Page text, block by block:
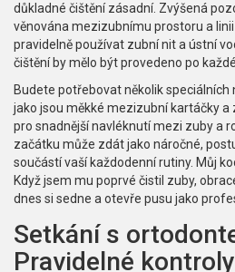
důkladné čištění zásadní. Zvýšená
věnována mezizubnímu prostoru a
pravidelně používat zubní nit a ústní
čištění by mělo být provedeno po
Budete potřebovat několik speciálních
jako jsou měkké mezizubní kartáčky
pro snadnější navléknutí mezi zuby a
začátku může zdát jako náročné,
součástí vaší každodenní rutiny. Můj
Když jsem mu poprvé čistil zuby,
dnes si sedne a otevře pusu jako
Setkání s
Pravidelné